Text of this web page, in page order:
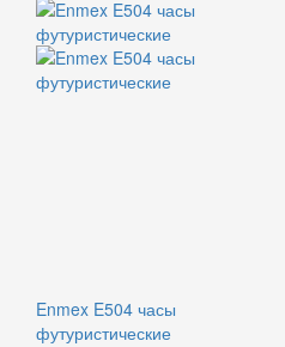
Enmex E504 часы
футуристические